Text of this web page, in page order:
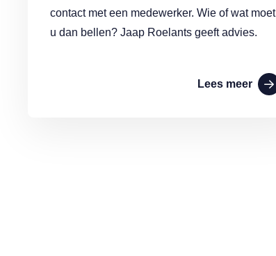
contact met een medewerker. Wie of wat moet
u dan bellen? Jaap Roelants geeft advies.
Lees meer